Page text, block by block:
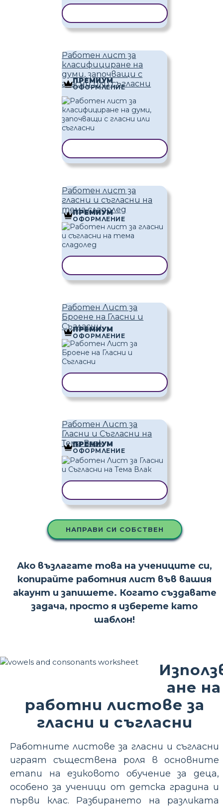
Работен лист за
класифициране на
думи, започващи с
гласни или съгласни
ПРЕМИУМ
ОФОРМЛЕНИЕ
Работен лист за
гласни и съгласни на
тема сладолед
ПРЕМИУМ
ОФОРМЛЕНИЕ
Работен Лист за
Броене на Гласни и
Съгласни
ПРЕМИУМ
ОФОРМЛЕНИЕ
Работен Лист за
Гласни и Съгласни на
Тема Влак
ПРЕМИУМ
ОФОРМЛЕНИЕ
НАПРАВИ СИ СОБСТВЕН
Ако възлагате това на учениците си,
копирайте работния лист във вашия
акаунт и запишете. Когато създавате
задача, просто я изберете като
шаблон!
ане на
работни листове за
гласни и съгласни
Работните листове за гласни и съгласни
играят съществена роля в основните
етапи на езиковото обучение за деца,
особено за ученици от детска градина и
първи клас. Разбирането на разликата